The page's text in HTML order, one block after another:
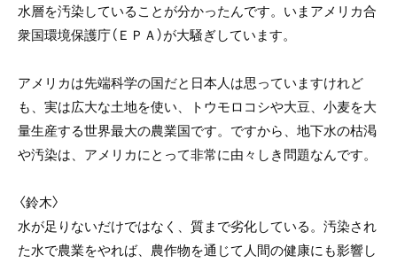
水層を汚染していることが分かったんです。いまアメリカ合
衆国環境保護庁（ＥＰＡ）が大騒ぎしています。
アメリカは先端科学の国だと日本人は思っていますけれど
も、実は広大な土地を使い、トウモロコシや大豆、小麦を大
量生産する世界最大の農業国です。ですから、地下水の枯渇
や汚染は、アメリカにとって非常に由々しき問題なんです。
〈鈴木〉
水が足りないだけではなく、質まで劣化している。汚染され
た水で農業をやれば、農作物を通じて人間の健康にも影響し